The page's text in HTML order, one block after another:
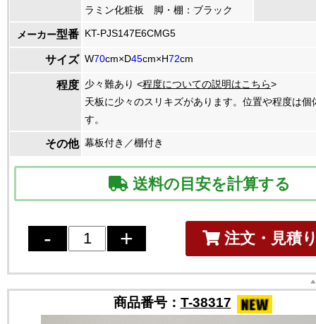
ラミン化粧板 脚・棚：ブラック
メーカー型番 KT-PJS147E6CMG5
サイズ W70cm×D45cm×H72cm
程度 少々難あり <程度についての説明はこちら>
天板に少々のスリキズがあります。位置や程度は個
す。
その他 幕板付き／棚付き
送料の目安を計算する
注文・見積
商品番号： T-38317